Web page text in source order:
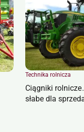
Technika rolnicza
Ciągniki
słabe dla